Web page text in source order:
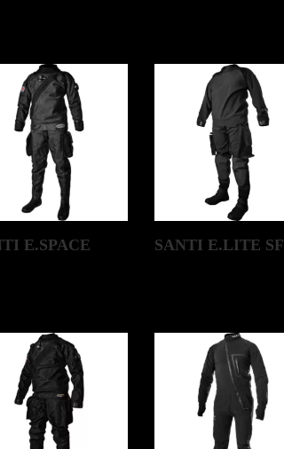
E.SPACE SANTI E.LITE SF